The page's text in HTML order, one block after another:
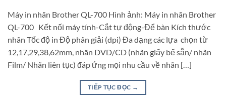
Máy in nhãn Brother QL-700 Hình ảnh: Máy in nhãn Brother
QL-700 Kết nối máy tính-Cắt tự động-Để bàn Kích thước
nhãn Tốc độ in Độ phân giải (dpi) Đa dạng các lựa chọn từ
12,17,29,38,62mm, nhãn DVD/CD (nhãn giấy bế sẵn/ nhãn
Film/ Nhãn liên tục) đáp ứng mọi nhu cầu về nhãn […]
TIẾP TỤC ĐỌC →